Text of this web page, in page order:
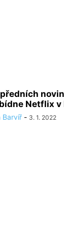
Netflix v
Barvíř - 3. 1. 2022